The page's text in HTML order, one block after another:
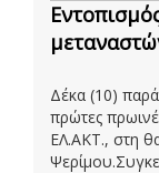
Δέκα (10)
πρώτες
ΕΛ.ΑΚΤ., στη